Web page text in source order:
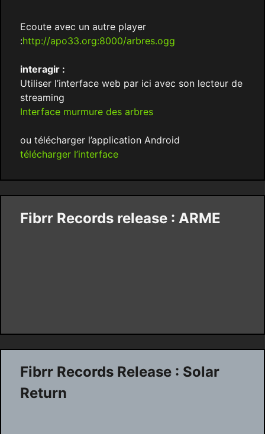
Ecoute avec un autre player
:http://apo33.org:8000/arbres.ogg
interagir :
Utiliser l’interface web par ici avec son lecteur de
streaming
Interface murmure des arbres
ou télécharger l’application Android
télécharger l’interface
Fibrr Records release : ARME
Fibrr Records Release : Solar
Return